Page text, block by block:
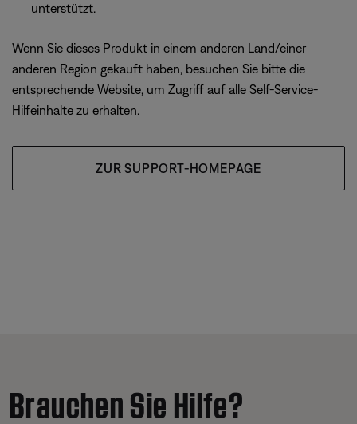
unterstützt.
Wenn Sie dieses Produkt in einem anderen Land/einer
anderen Region gekauft haben, besuchen Sie bitte die
entsprechende Website, um Zugriff auf alle Self-Service-
Hilfeinhalte zu erhalten.
ZUR SUPPORT-HOMEPAGE
Brauchen Sie Hilfe?